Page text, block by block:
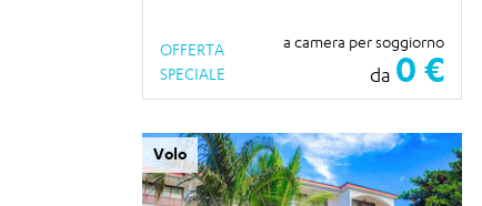
OFFERTA
SPECIALE
a camera per soggiorno
da 0 €
Volo